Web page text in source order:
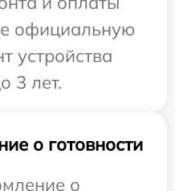
официальную
устройства
3 лет.
о готовности
о